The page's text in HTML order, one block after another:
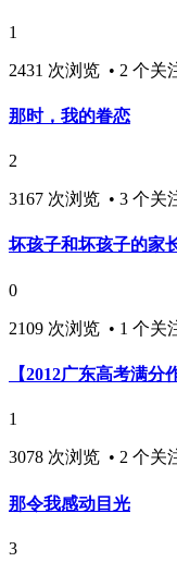
1
2431 次浏览 • 2 个关
那时，我的眷恋
2
3167 次浏览 • 3 个关
坏孩子和坏孩子的家
0
2109 次浏览 • 1 个关
【2012广东高考满
1
3078 次浏览 • 2 个关
那令我感动目光
3